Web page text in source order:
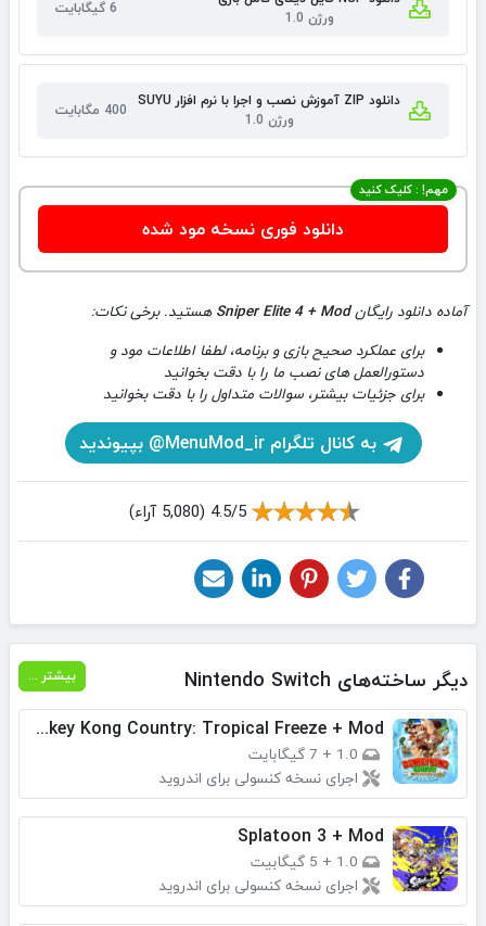
ورژن 1.0
6 گیگابایت
دانلود ZIP آموزش نصب و اجرا با نرم افزار SUYU
ورژن 1.0
400 مگابایت
مهم! : کلیک کنید
دانلود فوری نسخه مود شده
آماده دانلود رایگانSniper Elite 4 + Mod هستید. برخی نکات:
برای عملکرد صحیح بازی و برنامه، لطفا اطلاعات مود و
دستورالعمل های نصب ما را با دقت بخوانید
برای جزئیات بیشتر، سوالات متداول را با دقت بخوانید
به کانال تلگرام MenuMod_ir@ بپیوندید
4.5/5 (5,080 آراء)
دیگر ساخته‌های Nintendo Switch بیشتر ...
Donkey Kong Country: Tropical Freeze + Mod
1.0
+ 7 گیگابایت
اجرای نسخه کنسولی برای اندروید
Splatoon 3 + Mod
1.0
+ 5 گیگابیت
اجرای نسخه کنسولی برای اندروید